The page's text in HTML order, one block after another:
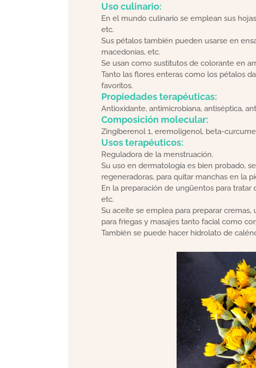
Uso culinario:
En el mundo culinario se emplean sus
etc.
Sus pétalos también pueden usarse en
macedonias, etc.
Se usan como sustitutos de colorante en
Tanto las flores enteras como los pétalos
favoritos.
Propiedades terapéuticas:
Antioxidante, antimicrobiana, antiséptica,
Composición molecular:
Zingiberenol 1, eremoligenol, beta-
Usos terapéuticos:
Reguladora de la menstruación.
Su uso en dermatología es bien probado,
regeneradoras, para quitar manchas en la
En la preparación de ungüentos para tratar
etc.
Su aceite se emplea para preparar
para friegas y masajes tanto facial como
También se puede hacer hidrolato de